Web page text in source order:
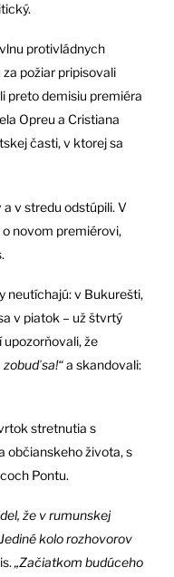
protivládnych
požiar pripisovali
preto demisiu premiéra
Opreu a Cristiana
časti, v ktorej sa
v stredu odstúpili. V
novom premiérovi,
neutíchajú: v Bukurešti,
v piatok – už štvrtý
upozorňovali, že
sa!“a skandovali:
stretnutia s
občianskeho života, s
Pontu.
že v rumunskej
kolo rozhovorov
„Začiatkom budúceho